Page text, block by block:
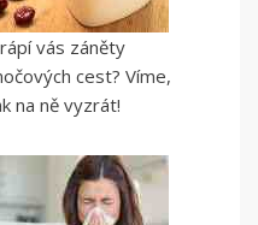
vás záněty
cest? Víme,
na ně vyzrát!